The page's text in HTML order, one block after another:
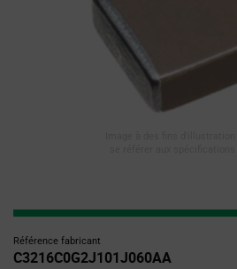
Référence fabricant
C3216C0G2J101J060AA